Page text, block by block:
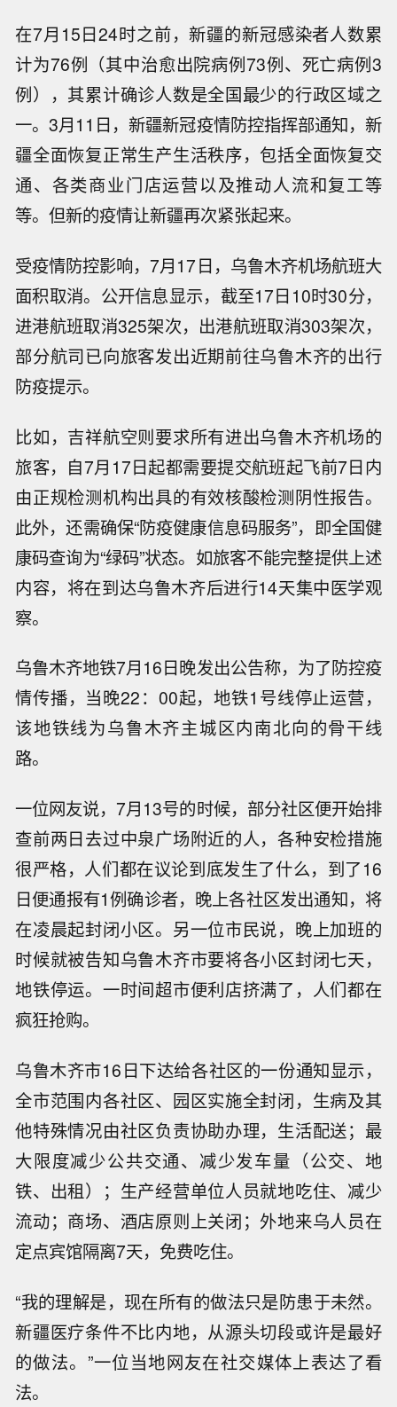
在7月15日24时之前，新疆的新冠感染者人数累
计为76例（其中治愈出院病例73例、死亡病例3
例），其累计确诊人数是全国最少的行政区域之
一。3月11日，新疆新冠疫情防控指挥部通知，新
疆全面恢复正常生产生活秩序，包括全面恢复交
通、各类商业门店运营以及推动人流和复工等
等。但新的疫情让新疆再次紧张起来。
受疫情防控影响，7月17日，乌鲁木齐机场航班大
面积取消。公开信息显示，截至17日10时30分，
进港航班取消325架次，出港航班取消303架次，
部分航司已向旅客发出近期前往乌鲁木齐的出行
防疫提示。
比如，吉祥航空则要求所有进出乌鲁木齐机场的
旅客，自7月17日起都需要提交航班起飞前7日内
由正规检测机构出具的有效核酸检测阴性报告。
此外，还需确保“防疫健康信息码服务”，即全国健
康码查询为“绿码”状态。如旅客不能完整提供上述
内容，将在到达乌鲁木齐后进行14天集中医学观
察。
乌鲁木齐地铁7月16日晚发出公告称，为了防控疫
情传播，当晚22：00起，地铁1号线停止运营，
该地铁线为乌鲁木齐主城区内南北向的骨干线
路。
一位网友说，7月13号的时候，部分社区便开始排
查前两日去过中泉广场附近的人，各种安检措施
很严格，人们都在议论到底发生了什么，到了16
日便通报有1例确诊者，晚上各社区发出通知，将
在凌晨起封闭小区。另一位市民说，晚上加班的
时候就被告知乌鲁木齐市要将各小区封闭七天，
地铁停运。一时间超市便利店挤满了，人们都在
疯狂抢购。
乌鲁木齐市16日下达给各社区的一份通知显示，
全市范围内各社区、园区实施全封闭，生病及其
他特殊情况由社区负责协助办理，生活配送；最
大限度减少公共交通、减少发车量（公交、地
铁、出租）；生产经营单位人员就地吃住、减少
流动；商场、酒店原则上关闭；外地来乌人员在
定点宾馆隔离7天，免费吃住。
“我的理解是，现在所有的做法只是防患于未然。
新疆医疗条件不比内地，从源头切段或许是最好
的做法。”一位当地网友在社交媒体上表达了看
法。